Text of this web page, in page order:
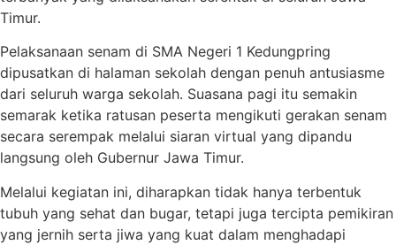
Timur.
Pelaksanaan senam di SMA Negeri 1 Kedungpring
dipusatkan di halaman sekolah dengan penuh antusiasme
dari seluruh warga sekolah. Suasana pagi itu semakin
semarak ketika ratusan peserta mengikuti gerakan senam
secara serempak melalui siaran virtual yang dipandu
langsung oleh Gubernur Jawa Timur.
Melalui kegiatan ini, diharapkan tidak hanya terbentuk
tubuh yang sehat dan bugar, tetapi juga tercipta pemikiran
yang jernih serta jiwa yang kuat dalam menghadapi